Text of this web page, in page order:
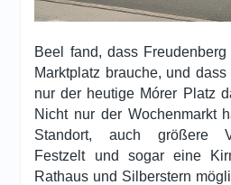
Beel fand, dass
Marktplatz brauche, und
nur der heutige Mórer Platz
Nicht nur der Wochenmarkt
Standort, auch größere
Festzelt und sogar eine
Rathaus und Silberstern